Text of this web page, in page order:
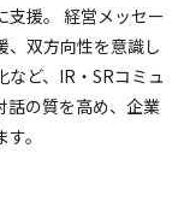
支援。 経営メッセー
、双方向性を意識し
ど、IR・SRコミュ
話の質を高め、企業
。